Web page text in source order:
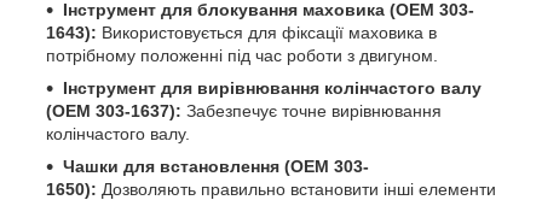
Інструмент для блокування маховика (OEM 303-
1643): Використовується для фіксації маховика в
потрібному положенні під час роботи з двигуном.
Інструмент для вирівнювання колінчастого валу
(OEM 303-1637): Забезпечує точне вирівнювання
колінчастого валу.
Чашки для встановлення (OEM 303-
1650): Дозволяють правильно встановити інші елементи